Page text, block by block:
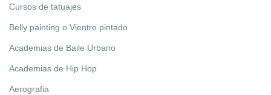
Cursos de tatuajes
Belly painting o Vientre pintado
Academias de Baile Urbano
Academias de Hip Hop
Aerografia